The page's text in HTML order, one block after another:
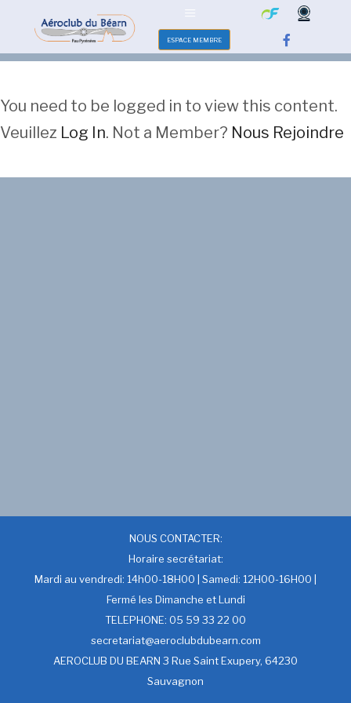
ESPACE MEMBRE
You need to be logged in to view this content.
Veuillez Log In. Not a Member? Nous Rejoindre
NOUS CONTACTER:
Horaire secrétariat:
Mardi au vendredi: 14h00-18H00 | Samedi: 12H00-16H00 |
Fermé les Dimanche et Lundi
TELEPHONE: 05 59 33 22 00
secretariat@aeroclubdubearn.com
AEROCLUB DU BEARN 3 Rue Saint Exupery, 64230
Sauvagnon